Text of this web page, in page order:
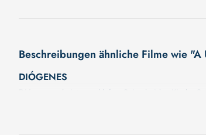
Beschreibungen ähnliche Filme wie
DIÓGENES
Diógenes scheint zu schlafen. Seine beiden